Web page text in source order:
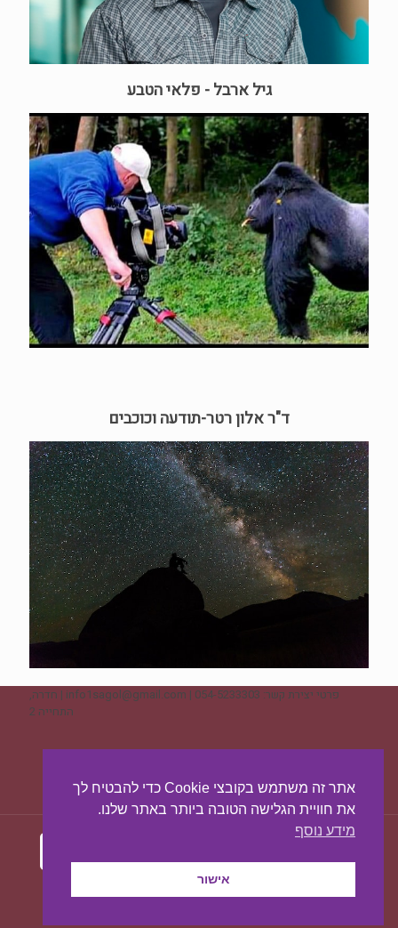
גיל ארבל - פלאי הטבע
ד"ר אלון רטר-תודעה וכוכבים
פרטי יצירת קשר: 054-5233303 | info1sagol@gmail.com | חדרה,
התחייה 2
עיצוב ובניית האתר:מאסטר סייט - יצירת נוכחות
באינטרנט
אתר זה משתמש בקובצי Cookie כדי להבטיח לך
את חוויית הגלישה הטובה ביותר באתר שלנו.
מידע נוסף
אישור